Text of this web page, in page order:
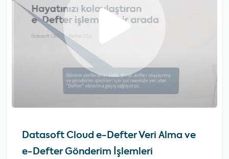
Datasoft Cloud e-Defter Veri Alma ve
e-Defter Gönderim İşlemleri